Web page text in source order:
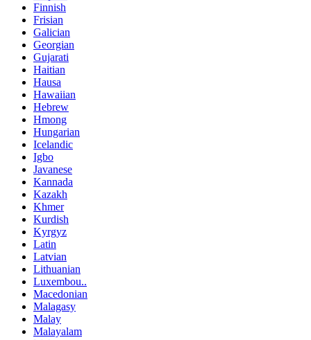
Finnish
Frisian
Galician
Georgian
Gujarati
Haitian
Hausa
Hawaiian
Hebrew
Hmong
Hungarian
Icelandic
Igbo
Javanese
Kannada
Kazakh
Khmer
Kurdish
Kyrgyz
Latin
Latvian
Lithuanian
Luxembou..
Macedonian
Malagasy
Malay
Malayalam